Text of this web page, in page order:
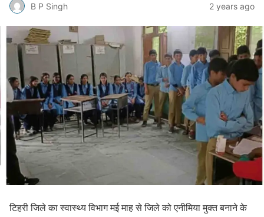
B P Singh 2 years ago
टिहरी जिले का स्वास्थ्य विभाग मई माह से जिले को एनीमिया मुक्त बनाने के